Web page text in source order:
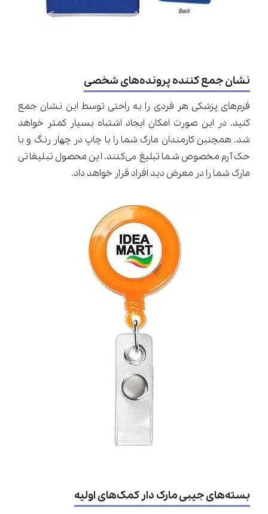
نشان جمع کننده پرونده‌های شخصی
فرم‌های پزشکی هر فردی را به راحتی توسط این نشان جمع
کنید. در این صورت امکان ایجاد اشتباه بسیار کمتر خواهد
شد. همچنین کارمندان مارک شما را با چاپ در چهار رنگ و با
حک آرم مخصوص شما تبلیغ می‌کنند. این محصول تبلیغاتی
مارک شما را در معرض دید افراد قرار خواهد داد.
بسته‌های جیبی مارک دار کمک‌های اولیه